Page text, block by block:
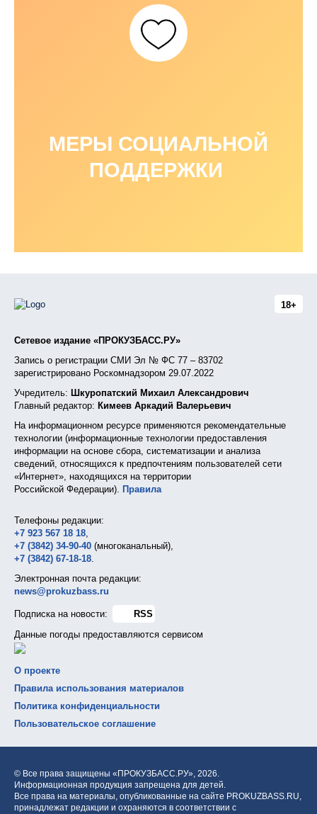
МЕРЫ СОЦИАЛЬНОЙ
ПОДДЕРЖКИ
18+
Сетевое издание «ПРОКУЗБАСС.РУ»
Запись о регистрации СМИ Эл № ФС 77 – 83702
зарегистрировано Роскомнадзором 29.07.2022
Учредитель: Шкуропатский Михаил Александрович
Главный редактор: Кимеев Аркадий Валерьевич
На информационном ресурсе применяются рекомендательные
технологии (информационные технологии предоставления
информации на основе сбора, систематизации и анализа
сведений, относящихся к предпочтениям пользователей сети
«Интернет», находящихся на территории
Российской Федерации). Правила
Телефоны редакции:
+7 923 567 18 18,
+7 (3842) 34-90-40 (многоканальный),
+7 (3842) 67-18-18.
Электронная почта редакции:
news@prokuzbass.ru
Подписка на новости:
RSS
Данные погоды предоставляются сервисом
О проекте
Правила использования материалов
Политика конфиденциальности
Пользовательское соглашение
© Все права защищены «ПРОКУЗБАСС.РУ», 2026.
Информационная продукция запрещена для детей.
Все права на материалы, опубликованные на сайте PROKUZBASS.RU,
принадлежат редакции и охраняются в соответствии с